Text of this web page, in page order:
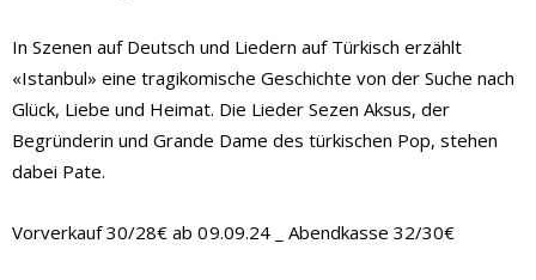
In Szenen auf Deutsch und Liedern auf Türkisch erzählt
«Istanbul» eine tragikomische Geschichte von der Suche nach
Glück, Liebe und Heimat. Die Lieder Sezen Aksus, der
Begründerin und Grande Dame des türkischen Pop, stehen
dabei Pate.
Vorverkauf 30/28€ ab 09.09.24 _ Abendkasse 32/30€